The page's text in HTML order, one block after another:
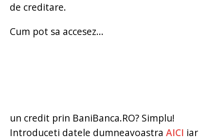
de creditare.
Cum pot sa accesez...
un credit prin BaniBanca.RO? Simplu!
Introduceti datele dumneavoastra AICI iar